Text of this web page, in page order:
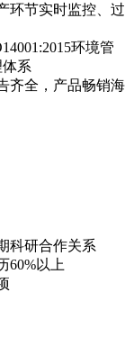
环节实时监控、过
环境管
体系
齐全，产品畅销海
科研合作关系
60%以上